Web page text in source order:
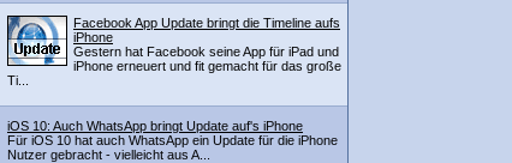
Facebook App Update bringt die Timeline aufs
iPhone
Gestern hat Facebook seine App für iPad und
iPhone erneuert und fit gemacht für das große
Ti...
iOS 10: Auch WhatsApp bringt Update auf's iPhone
Für iOS 10 hat auch WhatsApp ein Update für die iPhone
Nutzer gebracht - vielleicht aus A...